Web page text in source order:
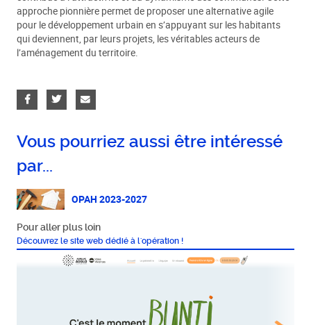
approche pionnière permet de proposer une alternative agile
pour le développement urbain en s’appuyant sur les habitants
qui deviennent, par leurs projets, les véritables acteurs de
l’aménagement du territoire.
Vous pourriez aussi être intéressé
par...
OPAH 2023-2027
Découvrez le site web dédié à l'opération !
Pour aller plus loin